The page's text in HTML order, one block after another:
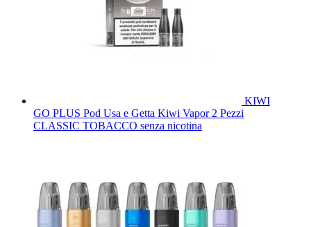
KIWI
GO PLUS Pod Usa e Getta Kiwi Vapor 2 Pezzi
CLASSIC TOBACCO senza nicotina